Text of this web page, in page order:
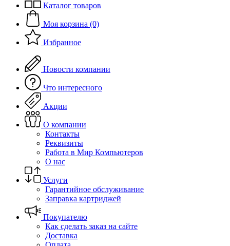
Каталог товаров
Моя корзина (0)
Избранное
Новости компании
Что интересного
Акции
О компании
Контакты
Реквизиты
Работа в Мир Компьютеров
О нас
Услуги
Гарантийное обслуживание
Заправка картриджей
Покупателю
Как сделать заказ на сайте
Доставка